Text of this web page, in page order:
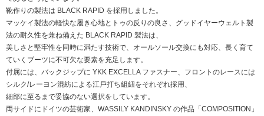
靴作りの製法は BLACK RAPID を採⽤しました。
マッケイ製法の軽快な履き⼼地とトゥの反りの良さ、グッドイヤーウェルト製
法の耐久性を兼ね備えた BLACK RAPID 製法は、
美しさと堅牢性を同時に満たす技術で、オールソール交換にも対応、⻑く育て
ていくブーツに不可⽋な要素を充⾜します。
付属には、バックジップに YKK EXCELLA ファスナー、フロントのレースには
シルク/レーヨン混紡による江⼾打ち組紐をそれぞれ採⽤、
細部に⾄るまで妥協のない選択をしています。
両サイドにドイツの芸術家、WASSILY KANDINSKY の作品「COMPOSITION」